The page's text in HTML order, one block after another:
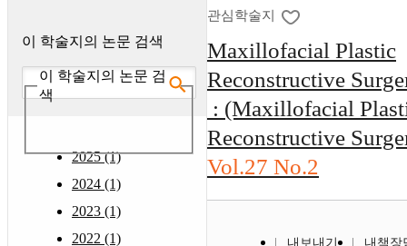
이 학술지의 논문 검색
이 학술지의 논문 검
색
2025 (1)
2024 (1)
2023 (1)
2022 (1)
관심학술지
Maxillofacial Plastic
Reconstructive
: (Maxillofacial
Reconstructive
Vol.27 No.2
내보내기
내책장